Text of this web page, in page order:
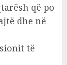
që po
dhe në
të